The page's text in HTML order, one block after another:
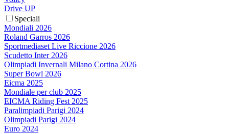
Drive UP
Speciali
Mondiali 2026
Roland Garros 2026
Sportmediaset Live Riccione 2026
Scudetto Inter 2026
Olimpiadi Invernali Milano Cortina 2026
Super Bowl 2026
Eicma 2025
Mondiale per club 2025
EICMA Riding Fest 2025
Paralimpiadi Parigi 2024
Olimpiadi Parigi 2024
Euro 2024